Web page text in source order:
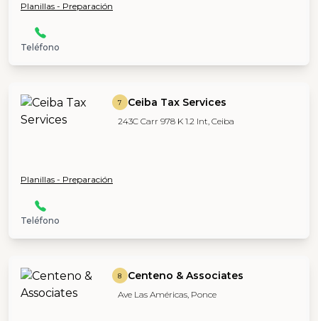
Planillas - Preparación
Teléfono
7 Ceiba Tax Services
243C Carr 978 K 1.2 Int, Ceiba
Planillas - Preparación
Teléfono
8 Centeno & Associates
Ave Las Américas, Ponce